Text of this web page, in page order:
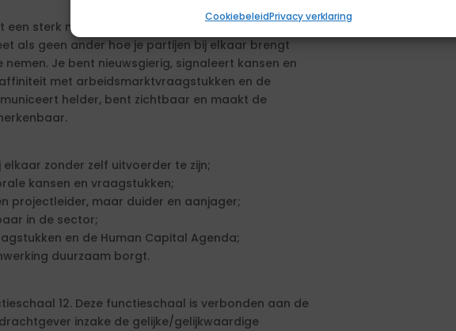
CookiebeleidPrivacy verklaring
sterk netwerk in de sector. Je werkt
als geen ander hoe je partijen bij elkaar brengt
Je bent nieuwsgierig, signaleert kansen en
met arbeidsmarktvraagstukken en de
helder, bent zichtbaar en maakt de
zonder zelf uitvoerder te zijn;
kansen en vraagstukken;
projectleider, maar duider en aanjager;
in de sector;
en de Human Capital Agenda;
duurzaam borgt.
12. Deze functieschaal is verbonden aan de
inzake de gelijke/gelijkwaardige